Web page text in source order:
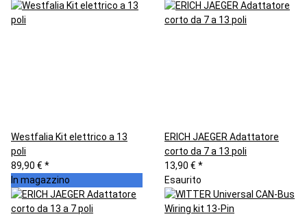
Westfalia Kit elettrico a 13
poli
89,90 € *
ERICH JAEGER Adattatore
corto da 7 a 13 poli
13,90 € *
In magazzino
Esaurito